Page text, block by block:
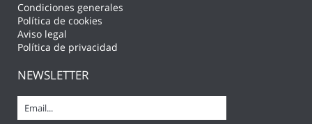
Condiciones generales
Política de cookies
Aviso legal
Política de privacidad
NEWSLETTER